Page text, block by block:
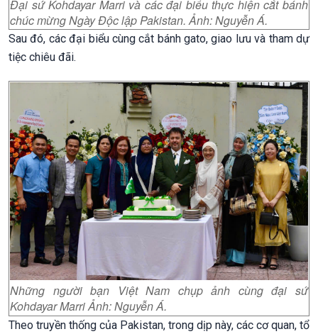
Đại sứ Kohdayar Marri và các đại biểu thực hiện cắt bánh
chúc mừng Ngày Độc lập Pakistan. Ảnh: Nguyễn Á.
Sau đó, các đại biểu cùng cắt bánh gato, giao lưu và tham dự
tiệc chiêu đãi.
Những người bạn Việt Nam chụp ảnh cùng đại sứ
Kohdayar Marri Ảnh: Nguyễn Á.
Theo truyền thống của Pakistan, trong dịp này, các cơ quan, tổ